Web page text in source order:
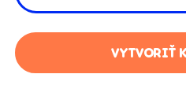
VYTVORIŤ